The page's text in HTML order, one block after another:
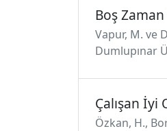
Boş
Vapur, M. ve
Dumlupınar
Çalışan İyi
Özkan, H.,